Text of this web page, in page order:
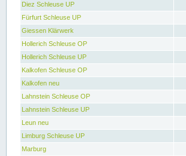
Diez Schleuse UP
Fürfurt Schleuse UP
Giessen Klärwerk
Hollerich Schleuse OP
Hollerich Schleuse UP
Kalkofen Schleuse OP
Kalkofen neu
Lahnstein Schleuse OP
Lahnstein Schleuse UP
Leun neu
Limburg Schleuse UP
Marburg